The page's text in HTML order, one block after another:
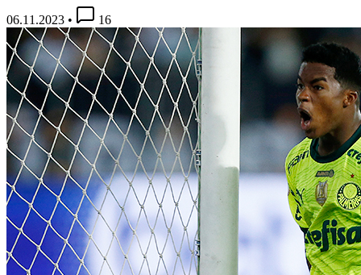
06.11.2023 • 16